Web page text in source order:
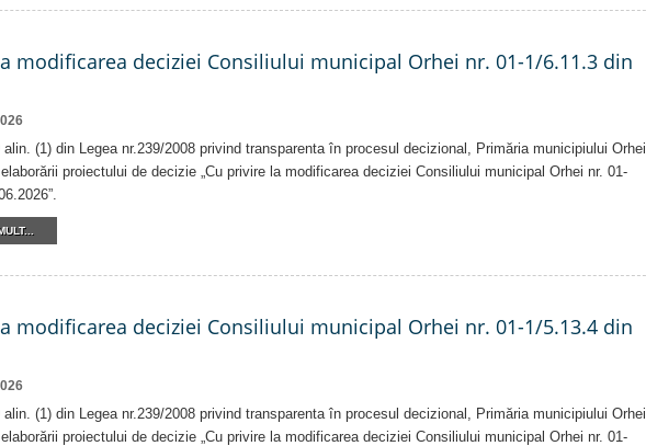
modificarea deciziei Consiliului municipal Orhei nr. 01-1/6.11.3 din
alin. (1) din Legea nr.239/2008 privind transparenta în procesul decizional, Primăria municipiului Orhei
proiectului de decizie „Cu privire la modificarea deciziei Consiliului municipal Orhei nr. 01-
modificarea deciziei Consiliului municipal Orhei nr. 01-1/5.13.4 din
alin. (1) din Legea nr.239/2008 privind transparenta în procesul decizional, Primăria municipiului Orhei
proiectului de decizie „Cu privire la modificarea deciziei Consiliului municipal Orhei nr. 01-